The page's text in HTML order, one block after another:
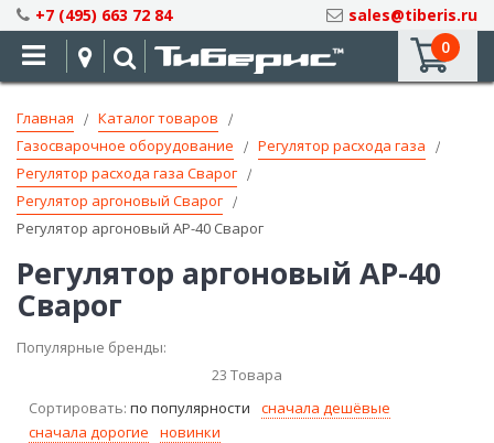
Skip
to
Content
+7 (495) 663 72 84
sales@tiberis.ru
0
Главная
Каталог товаров
Газосварочное оборудование
Регулятор расхода газа
Регулятор расхода газа Сварог
Регулятор аргоновый Сварог
Регулятор аргоновый АР-40 Сварог
Регулятор аргоновый АР-40
Сварог
Популярные бренды:
23 Товара
Сортировать: по популярности
сначала дешёвые
сначала дорогие
новинки